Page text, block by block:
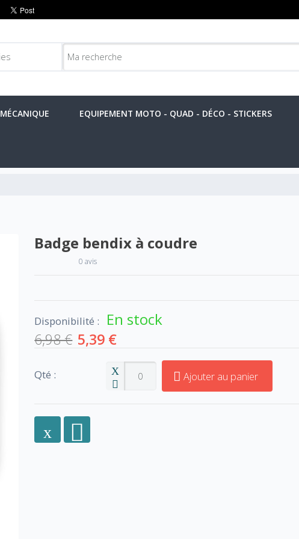
MÉCANIQUE EQUIPEMENT MOTO - QUAD - DÉCO - STICKERS
Badge bendix à coudre
0 avis
Disponibilité : En stock
6,98 € 5,39 €
Qté : Ajouter au panier